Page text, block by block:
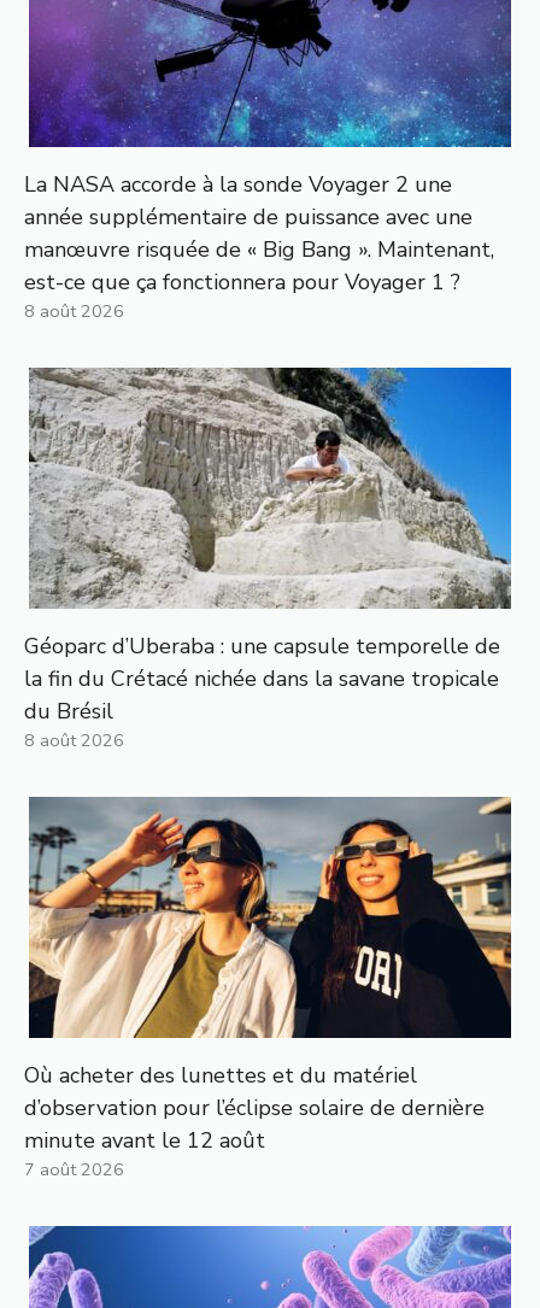
La NASA accorde à la sonde Voyager 2 une
année supplémentaire de puissance avec une
manœuvre risquée de « Big Bang ». Maintenant,
est-ce que ça fonctionnera pour Voyager 1 ?
8 août 2026
Géoparc d’Uberaba : une capsule temporelle de
la fin du Crétacé nichée dans la savane tropicale
du Brésil
8 août 2026
Où acheter des lunettes et du matériel
d’observation pour l’éclipse solaire de dernière
minute avant le 12 août
7 août 2026